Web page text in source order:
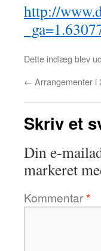
http://
Dette indlæg blev
← Arrangementer i
Skriv et
Din e-
markeret
Kommentar*